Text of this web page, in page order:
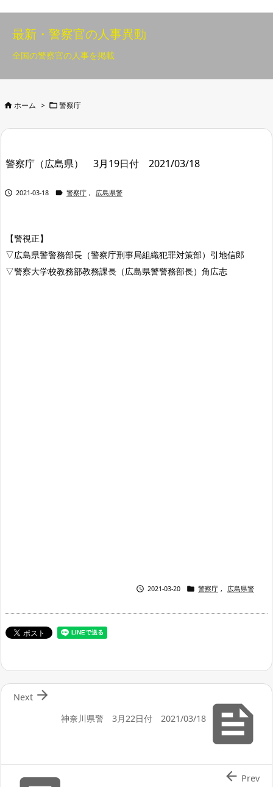
最新・警察官の人事異動
全国の警察官の人事を掲載
 ホーム >  警察庁
警察庁（広島県） 3月19日付 2021/03/18
 2021-03-18  警察庁 , 広島県警
【警視正】
▽広島県警警務部長（警察庁刑事局組織犯罪対策部）引地信郎
▽警察大学校教務部教務課長（広島県警警務部長）角広志
 2021-03-20  警察庁 , 広島県警

神奈川県警 3月22日付 2021/03/18

Next
 Prev